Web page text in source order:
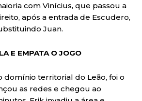
com Vinícius, que passou a
após a entrada de Escudero,
Juan.
E EMPATA O JOGO
domínio territorial do Leão, foi o
as redes e chegou ao